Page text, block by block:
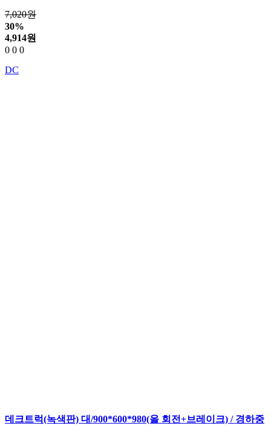
7,020원
30%
4,914원
0 0 0
DC
데크트럭(녹색판) 대/900*600*980(올 회전+브레이크) / 경하중